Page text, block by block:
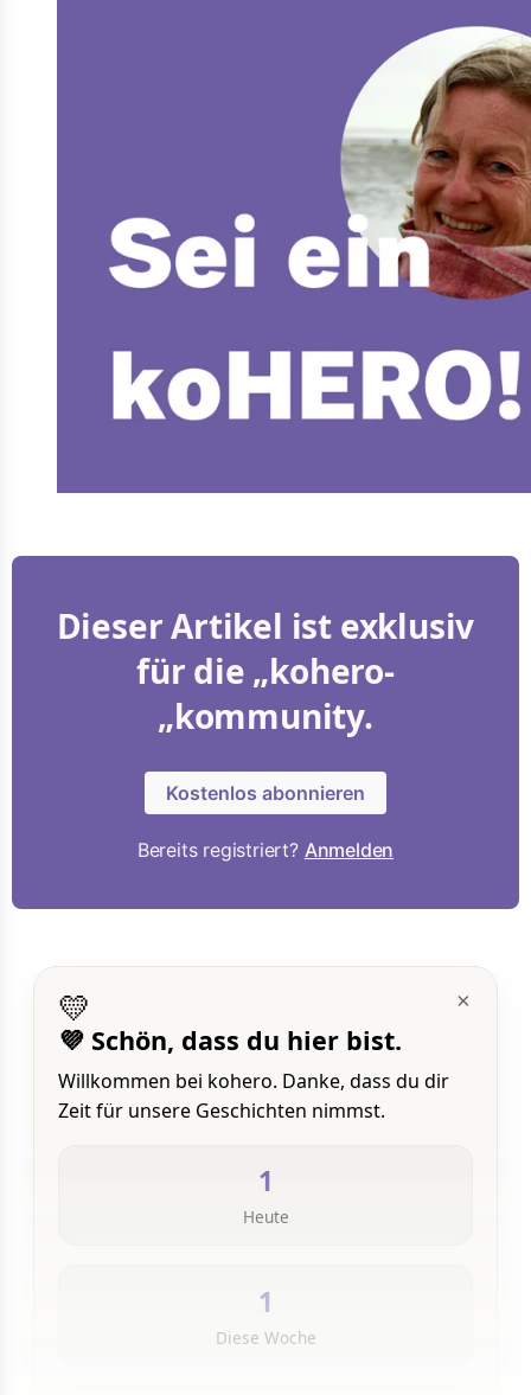
Dieser Artikel ist exklusiv
für die „kohero-
„kommunity.
Kostenlos abonnieren
Bereits registriert? Anmelden
×
💛
💜 Schön, dass du hier bist.
Willkommen bei kohero. Danke, dass du dir
Zeit für unsere Geschichten nimmst.
1
Heute
1
Diese Woche